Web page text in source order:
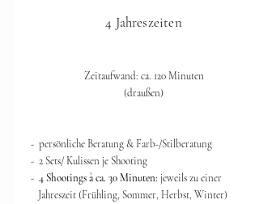
4 Jahreszeiten
Zeitaufwand: ca. 120 Minuten
(draußen)​
- persönliche Beratung & Farb-/Stilberatung
- 2 Sets/ Kulissen je Shooting
- 4 Shootings à ca. 30 Minuten: jeweils zu einer
Jahreszeit (Frühling, Sommer, Herbst, Winter)